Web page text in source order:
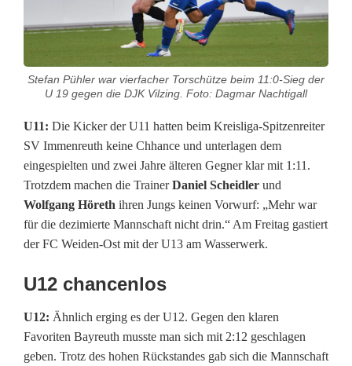
S
W
i
d
e
n
U
1
7
Stefan Pühler war vierfacher Torschütze beim 11:0-Sieg der
U 19 gegen die DJK Vilzing. Foto: Dagmar Nachtigall
U11: Die Kicker der U11 hatten beim Kreisliga-Spitzenreiter
SV Immenreuth keine Chhance und unterlagen dem
eingespielten und zwei Jahre älteren Gegner klar mit 1:11.
Trotzdem machen die TrainerDaniel Scheidler und
Wolfgang Höreth ihren Jungs keinen Vorwurf: „Mehr war
für die dezimierte Mannschaft nicht drin.“ Am Freitag gastiert
der FC Weiden-Ost mit der U13 am Wasserwerk.
U12 chancenlos
U12: Ähnlich erging es der U12. Gegen den klaren
Favoriten Bayreuth musste man sich mit 2:12 geschlagen
geben. Trotz des hohen Rückstandes gab sich die Mannschaft